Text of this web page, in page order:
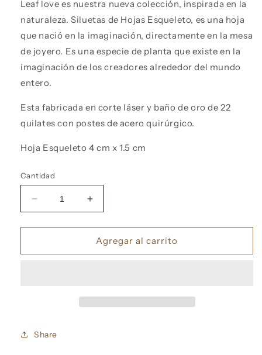
Leaf love es nuestra nueva colección, inspirada en la
naturaleza. Siluetas de Hojas Esqueleto, es una hoja
que nació en la imaginación, directamente en la mesa
de joyero. Es una especie de planta que existe en la
imaginación de los creadores alrededor del mundo
entero.
Esta fabricada en corte láser y baño de oro de 22
quilates con postes de acero quirúrgico.
Hoja Esqueleto 4 cm x 1.5 cm
Cantidad
Reducir
cantidad
para
Love
Aumentar
cantidad
para
Leaf
Love
Agregar al carrito
Share